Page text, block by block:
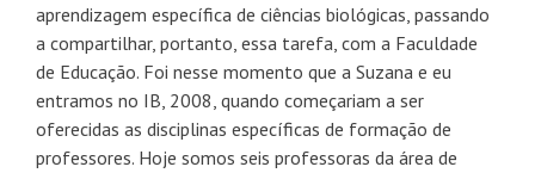
aprendizagem específica de ciências biológicas, passando
a compartilhar, portanto, essa tarefa, com a Faculdade
de Educação. Foi nesse momento que a Suzana e eu
entramos no IB, 2008, quando começariam a ser
oferecidas as disciplinas específicas de formação de
professores. Hoje somos seis professoras da área de